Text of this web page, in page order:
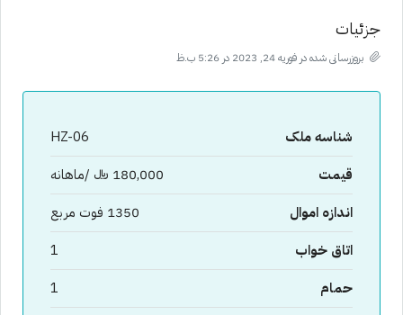
جزئیات
بروزرسانی شده در فوریه 24, 2023 در 5:26 ب.ظ
شناسه ملک
HZ-06
قیمت
180,000 ﷼ /ماهانه
اندازه اموال
1350 فوت مربع
اتاق خواب
1
حمام
1